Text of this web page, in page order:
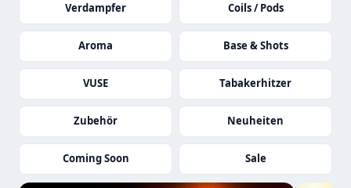
Verdampfer Coils / Pods
Aroma Base & Shots
VUSE Tabakerhitzer
Zubehör Neuheiten
Coming Soon Sale